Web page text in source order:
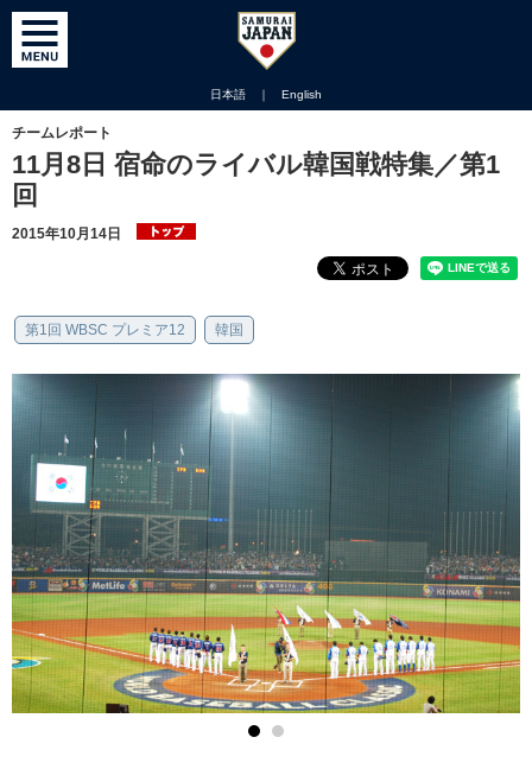
日本語 ｜ English
チームレポート
11月8日 宿命のライバル韓国戦特集／第1
回
2015年10月14日
第1回 WBSC プレミア12 韓国